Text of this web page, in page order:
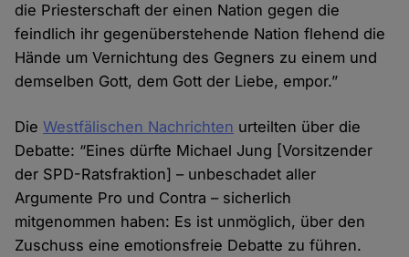
die Priesterschaft der einen Nation gegen die
feindlich ihr gegenüberstehende Nation flehend die
Hände um Vernichtung des Gegners zu einem und
demselben Gott, dem Gott der Liebe, empor.”
DieWestfälischen Nachrichten urteilten über die
Debatte: “Eines dürfte Michael Jung [Vorsitzender
der SPD-Ratsfraktion] – unbeschadet aller
Argumente Pro und Contra – sicherlich
mitgenommen haben: Es ist unmöglich, über den
Zuschuss eine emotionsfreie Debatte zu führen.